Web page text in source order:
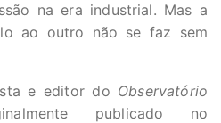
na era industrial. Mas a
ao outro não se faz sem
e editor do Observatório
publicado no